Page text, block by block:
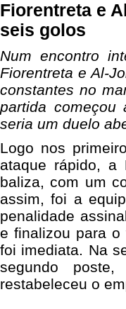
Fiorentreta e
seis golos
Num encontro
Fiorentreta e Al-
constantes no
partida começou
seria um duelo
Logo nos
ataque rápido, a
baliza, com um
assim, foi a
penalidade
e finalizou para o
foi imediata. Na
segundo poste,
restabeleceu o